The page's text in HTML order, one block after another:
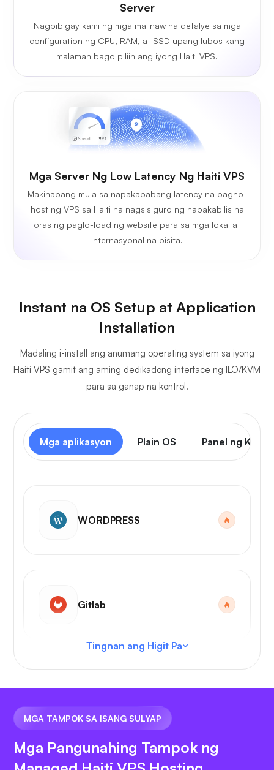
Server
Nagbibigay kami ng mga malinaw na detalye sa mga
configuration ng CPU, RAM, at SSD upang lubos kang
malaman bago piliin ang iyong Haiti VPS.
Mga Server Ng Low Latency Ng Haiti VPS
Makinabang mula sa napakababang latency na pagho-
host ng VPS sa Haiti na nagsisiguro ng napakabilis na
oras ng paglo-load ng website para sa mga lokal at
internasyonal na bisita.
Instant na OS Setup at Application
Installation
Madaling i-install ang anumang operating system sa iyong
Haiti VPS gamit ang aming dedikadong interface ng ILO/KVM
para sa ganap na kontrol.
Mga aplikasyon Plain OS Panel ng
WORDPRESS
Gitlab
VS Code
Tingnan ang Higit Pa
MGA TAMPOK SA ISANG SULYAP
Mga Pangunahing Tampok ng